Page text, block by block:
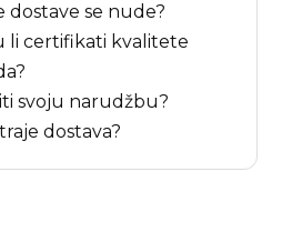
dostave se nude?
li certifikati kvalitete
svoju narudžbu?
dostava?